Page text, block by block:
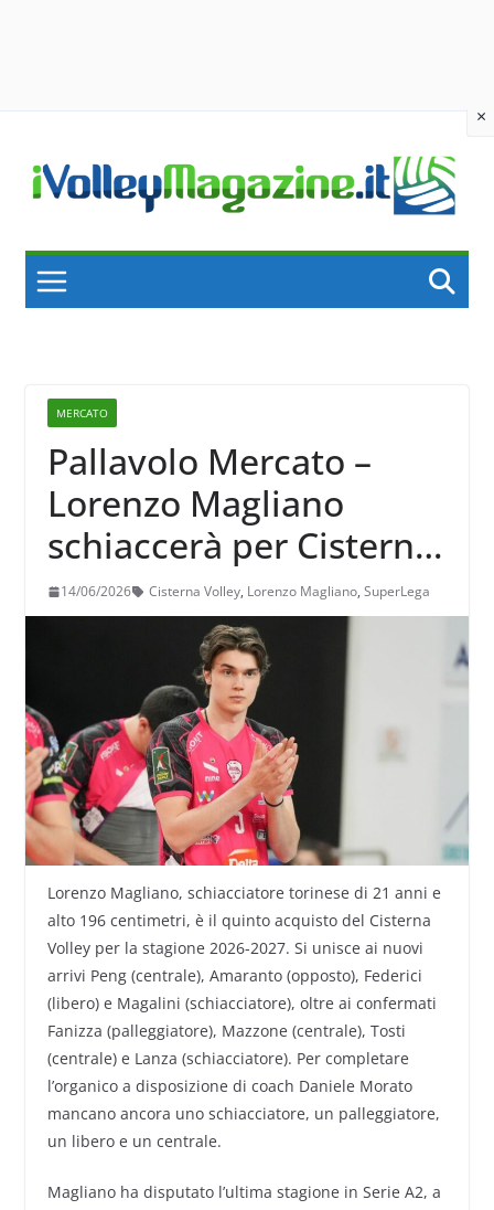
×
content
MERCATO
Pallavolo Mercato –
Lorenzo Magliano
schiaccerà per Cisterna:
“Rappresenta il posto
giusto per me”
14/06/2026 Cisterna Volley, Lorenzo Magliano, SuperLega
Lorenzo Magliano, schiacciatore torinese di 21 anni e
alto 196 centimetri, è il quinto acquisto del Cisterna
Volley per la stagione 2026-2027. Si unisce ai nuovi
arrivi Peng (centrale), Amaranto (opposto), Federici
(libero) e Magalini (schiacciatore), oltre ai confermati
Fanizza (palleggiatore), Mazzone (centrale), Tosti
(centrale) e Lanza (schiacciatore). Per completare
l’organico a disposizione di coach Daniele Morato
mancano ancora uno schiacciatore, un palleggiatore,
un libero e un centrale.
Magliano ha disputato l’ultima stagione in Serie A2, a